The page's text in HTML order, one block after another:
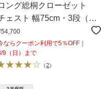
ング総桐クローゼット
ェスト 幅75cm・3段（高
60.5cm）
ならクーポン利用で5％OFF｜
9（日）まで
（2）